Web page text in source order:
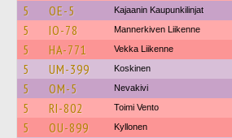
5 OE-5 Kajaanin Kaupunkilinjat
5 IO-78 Mannerkiven Liikenne
5 HA-771 Vekka Liikenne
5 UM-399 Koskinen
5 OM-5 Nevakivi
5 RI-802 Toimi Vento
5 OU-899 Kyllonen